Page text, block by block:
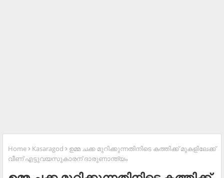
Home Kasaragod
ഉമ്മ ചക്ക മുറിക്കുന്നതിനിടെ കത്തിക്ക് മുകളിലേക്ക്
വീണ് എട്ടുവയസുകാരന് ദാരുണാന്ത്യം